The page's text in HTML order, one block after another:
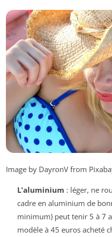
Image by DayronV from
L'aluminium : léger, ne
cadre en aluminium de
minimum) peut tenir 5 à 7
modèle à 45 euros acheté